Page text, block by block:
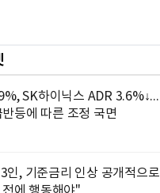
SK하이닉스 ADR 3.6%↓...
등에 따른 조정 국면
인, 기준금리 인상 공개적으로